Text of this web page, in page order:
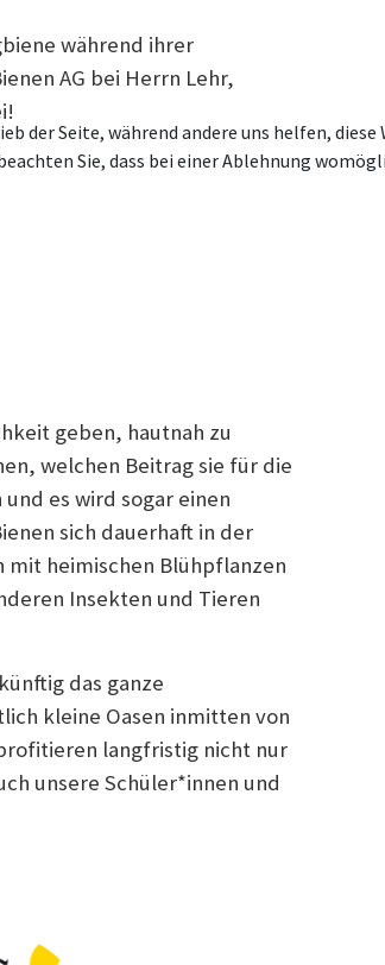
während ihrer
AG bei Herrn Lehr,
geben, hautnah zu
welchen Beitrag sie für die
es wird sogar einen
sich dauerhaft in der
mit heimischen Blühpflanzen
Insekten und Tieren
das ganze
kleine Oasen inmitten von
langfristig nicht nur
unsere Schüler*innen und
der Seite, während andere uns helfen,
Sie, dass bei einer Ablehnung